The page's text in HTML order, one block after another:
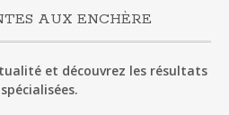
AUX ENCHÈRE
et découvrez les résultats